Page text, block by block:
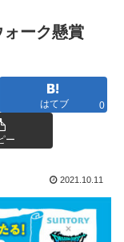
ーク懸賞
はてブ 0
ー
2021.10.11